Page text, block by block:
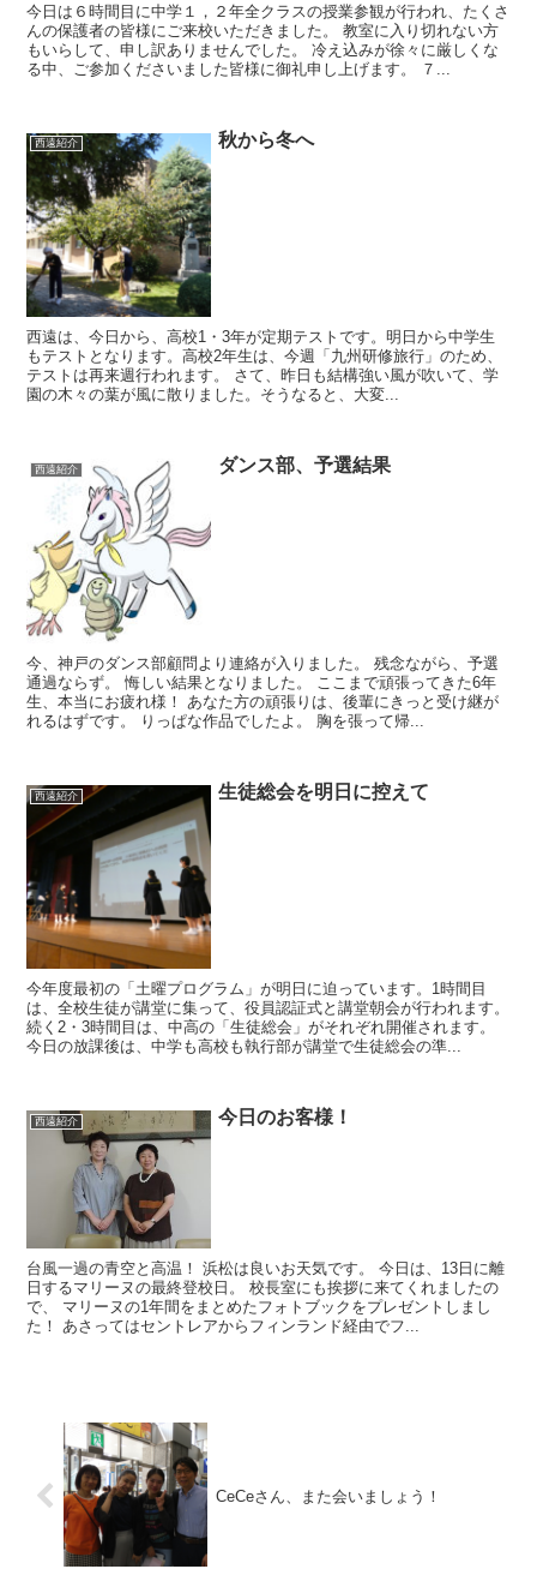
今日は６時間目に中学１，２年全クラスの授業参観が行われ、たくさ
んの保護者の皆様にご来校いただきました。 教室に入り切れない方
もいらして、申し訳ありませんでした。 冷え込みが徐々に厳しくな
る中、ご参加くださいました皆様に御礼申し上げます。 ７...
西遠紹介 秋から冬へ
西遠は、今日から、高校1・3年が定期テストです。明日から中学生
もテストとなります。高校2年生は、今週「九州研修旅行」のため、
テストは再来週行われます。 さて、昨日も結構強い風が吹いて、学
園の木々の葉が風に散りました。そうなると、大変...
西遠紹介 ダンス部、予選結果
今、神戸のダンス部顧問より連絡が入りました。 残念ながら、予選
通過ならず。 悔しい結果となりました。 ここまで頑張ってきた6年
生、本当にお疲れ様！ あなた方の頑張りは、後輩にきっと受け継が
れるはずです。 りっぱな作品でしたよ。 胸を張って帰...
西遠紹介 生徒総会を明日に控えて
今年度最初の「土曜プログラム」が明日に迫っています。1時間目
は、全校生徒が講堂に集って、役員認証式と講堂朝会が行われます。
続く2・3時間目は、中高の「生徒総会」がそれぞれ開催されます。
今日の放課後は、中学も高校も執行部が講堂で生徒総会の準...
西遠紹介 今日のお客様！
台風一過の青空と高温！ 浜松は良いお天気です。 今日は、13日に離
日するマリーヌの最終登校日。 校長室にも挨拶に来てくれましたの
で、 マリーヌの1年間をまとめたフォトブックをプレゼントしまし
た！ あさってはセントレアからフィンランド経由でフ...
CeCeさん、また会いましょう！